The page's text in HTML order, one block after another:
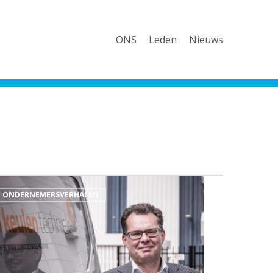
ONS Leden Nieuws
ONDERNEMERSVERHALEN